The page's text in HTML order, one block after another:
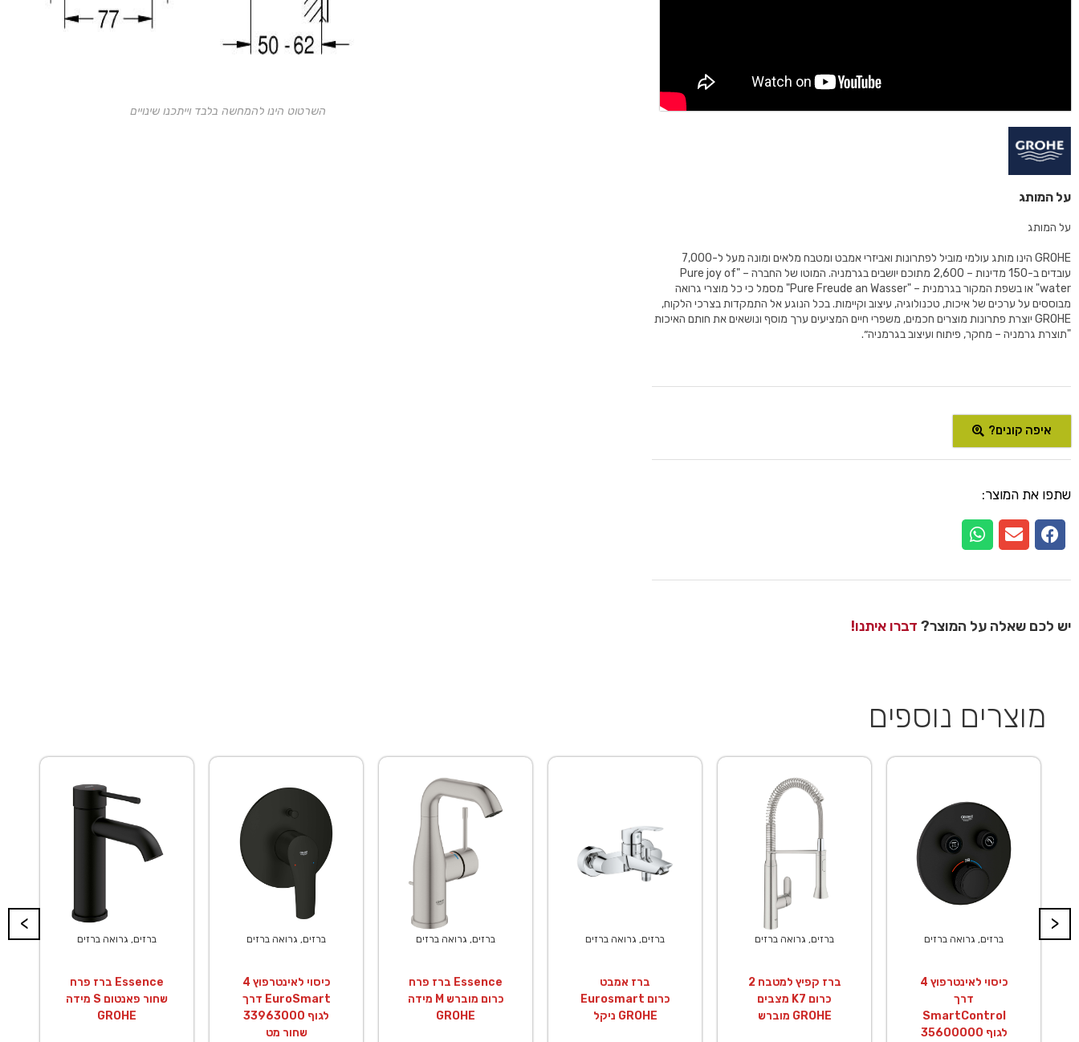
על המותג
על המותג
GROHE הינו מותג עולמי מוביל לפתרונות ואביזרי אמבט ומטבח מלאים ומונה מעל ל-7,000
עובדים ב-150 מדינות – 2,600 מתוכם יושבים בגרמניה. המוטו של החברה – "Pure joy of
water" או בשפת המקור בגרמנית – "Pure Freude an Wasser" מסמל כי כל מוצרי גרואה
מבוססים על ערכים של איכות, טכנולוגיה, עיצוב וקיימות. בכל הנוגע אל התמקדות בצרכי הלקוח,
GROHE יוצרת פתרונות מוצרים חכמים, משפרי חיים המציעים ערך מוסף ונושאים את חותם האיכות
"תוצרת גרמניה – מחקר, פיתוח ועיצוב בגרמניה״.
איפה קונים?
שתפו את המוצר:
יש לכם שאלה על המוצר? דברו איתנו!
השרטוט הינו להמחשה בלבד וייתכנו שינויים
מוצרים נוספים
>
ברזים, גרואה ברזים
כיסוי לאינטרפוץ 4
דרך
SmartControl
לגוף 35600000
ברזים, גרואה ברזים
ברז קפיץ למטבח 2
מצבים K7 כרום
מוברש GROHE
ברזים, גרואה ברזים
ברז אמבט
Eurosmart כרום
ניקל GROHE
ברזים, גרואה ברזים
ברז פרח Essence
מידה M כרום מוברש
GROHE
ברזים, גרואה ברזים
כיסוי לאינטרפוץ 4
דרך EuroSmart
לגוף 33963000
שחור מט
ברזים, גרואה ברזים
ברז פרח Essence
מידה S שחור פאנטום
GROHE
<